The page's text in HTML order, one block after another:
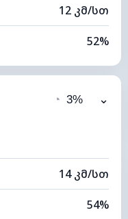
12 კმ/სთ
52%
11%
10 კმ
◔ 3% ⌄
14 კმ/სთ
54%